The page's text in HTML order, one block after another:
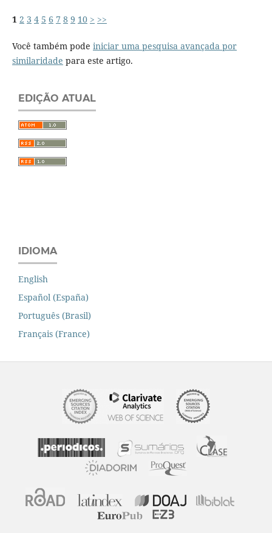
1 2 3 4 5 6 7 8 9 10 > >>
Você também pode iniciar uma pesquisa avançada por
similaridade para este artigo.
EDIÇÃO ATUAL
IDIOMA
English
Español (España)
Português (Brasil)
Français (France)